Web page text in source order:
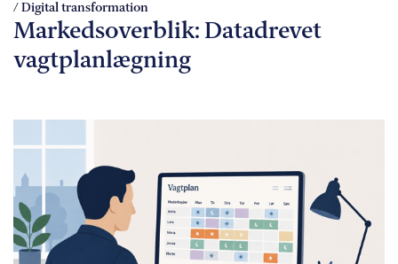
/ Digital transformation
Markedsoverblik: Datadrevet
vagtplanlægning